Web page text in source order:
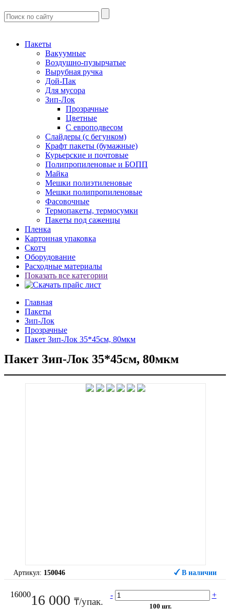
Пакеты
Вакуумные
Воздушно-пузырчатые
Вырубная ручка
Дой-Пак
Для мусора
Зип-Лок
Прозрачные
Цветные
С европодвесом
Слайдеры (с бегунком)
Крафт пакеты (бумажные)
Курьерские и почтовые
Полипропиленовые и БОПП
Майка
Мешки полиэтиленовые
Мешки полипропиленовые
Фасовочные
Термопакеты, термосумки
Пакеты под саженцы
Пленка
Картонная упаковка
Скотч
Оборудование
Расходные материалы
Показать все категории
Главная
Пакеты
Зип-Лок
Прозрачные
Пакет Зип-Лок 35*45см, 80мкм
Пакет Зип-Лок 35*45см, 80мкм
Артикул: 150046 В наличии
1600016 000 ₸/упак.
- +
100 шт.